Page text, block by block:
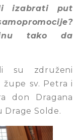
li izabrati put
tako da
su združeni
sv. Petra i
don Dragana
Solde.